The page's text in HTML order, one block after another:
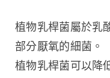
植物乳桿菌屬於乳
部分厭氧的細菌。
植物乳桿菌可以降